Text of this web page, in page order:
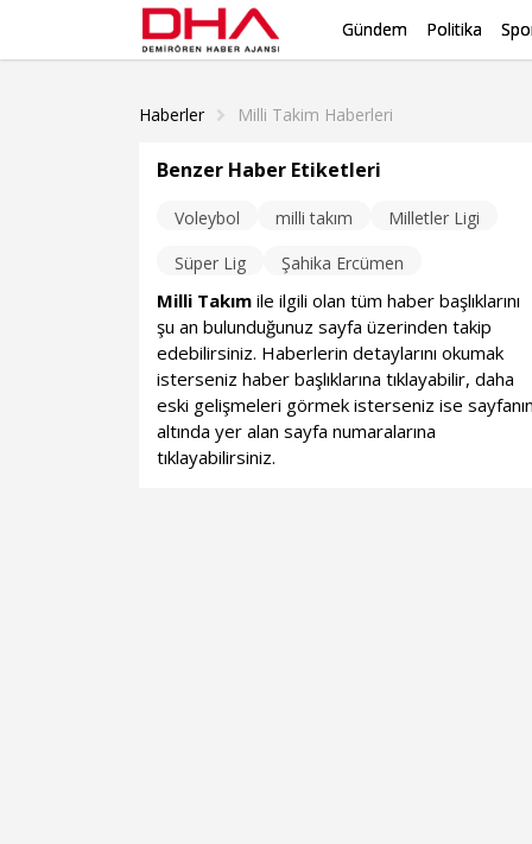
Gündem Politika
Haberler
Milli Takim Haberleri
Benzer Haber Etiketleri
Voleybol milli takım
Milletler Ligi
Süper Lig
Şahika Ercümen
Milli Takım ile ilgili olan tüm haber başlıklarını
şu an bulunduğunuz sayfa üzerinden takip
edebilirsiniz. Haberlerin detaylarını okumak
isterseniz haber başlıklarına tıklayabilir, daha
eski gelişmeleri görmek isterseniz ise sayfanın
altında yer alan sayfa numaralarına
tıklayabilirsiniz.